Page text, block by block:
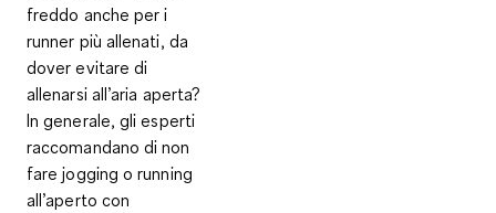
freddo anche per i
runner più allenati, da
dover evitare di
allenarsi all’aria aperta?
In generale, gli esperti
raccomandano dinon
fare jogging o running
all’aperto con